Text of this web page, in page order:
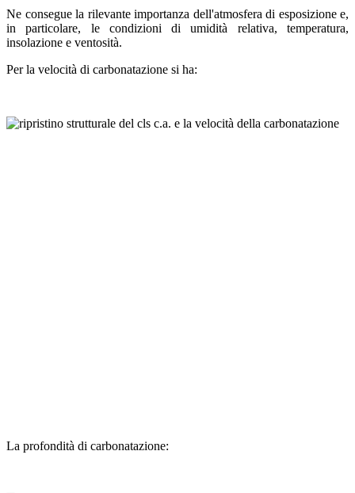
Ne consegue la rilevante importanza dell'atmosfera di esposizione e,
in particolare, le condizioni di umidità relativa, temperatura,
insolazione e ventosità.
Per la velocità di carbonatazione si ha:
La profondità di carbonatazione: